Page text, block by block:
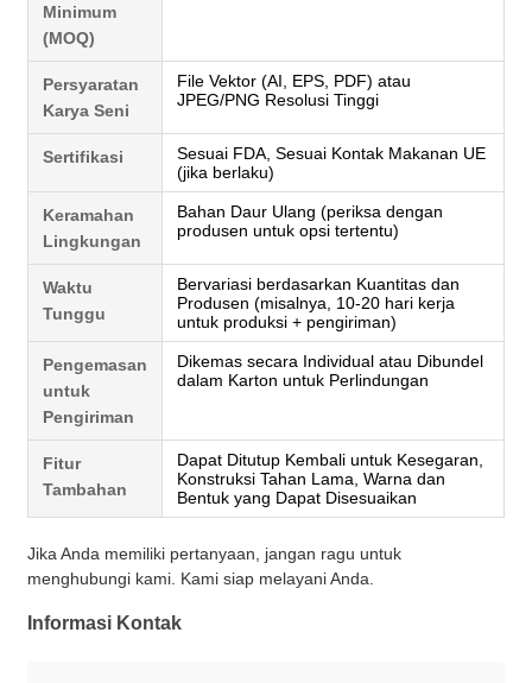
Minimum
(MOQ)
Persyaratan
Karya Seni
File Vektor (AI, EPS, PDF) atau
JPEG/PNG Resolusi Tinggi
Sertifikasi
Sesuai FDA, Sesuai Kontak Makanan UE
(jika berlaku)
Keramahan
Lingkungan
Bahan Daur Ulang (periksa dengan
produsen untuk opsi tertentu)
Waktu
Tunggu
Bervariasi berdasarkan Kuantitas dan
Produsen (misalnya, 10-20 hari kerja
untuk produksi + pengiriman)
Pengemasan
untuk
Pengiriman
Dikemas secara Individual atau Dibundel
dalam Karton untuk Perlindungan
Fitur
Tambahan
Dapat Ditutup Kembali untuk Kesegaran,
Konstruksi Tahan Lama, Warna dan
Bentuk yang Dapat Disesuaikan
Jika Anda memiliki pertanyaan, jangan ragu untuk
menghubungi kami. Kami siap melayani Anda.
Informasi Kontak